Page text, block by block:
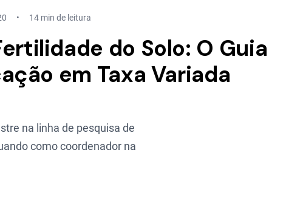
14 min de leitura
do Solo: O Guia
em Taxa Variada
na linha de pesquisa de
como coordenador na